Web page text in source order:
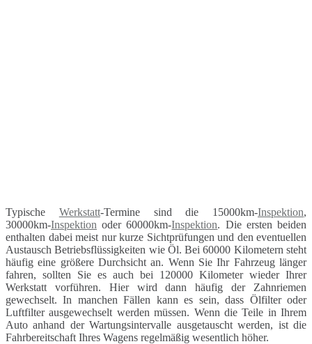
Typische Werkstatt-Termine sind die 15000km-Inspektion,
30000km-Inspektion oder 60000km-Inspektion. Die ersten beiden
enthalten dabei meist nur kurze Sichtprüfungen und den eventuellen
Austausch Betriebsflüssigkeiten wie Öl. Bei 60000 Kilometern steht
häufig eine größere Durchsicht an. Wenn Sie Ihr Fahrzeug länger
fahren, sollten Sie es auch bei 120000 Kilometer wieder Ihrer
Werkstatt vorführen. Hier wird dann häufig der Zahnriemen
gewechselt. In manchen Fällen kann es sein, dass Ölfilter oder
Luftfilter ausgewechselt werden müssen. Wenn die Teile in Ihrem
Auto anhand der Wartungsintervalle ausgetauscht werden, ist die
Fahrbereitschaft Ihres Wagens regelmäßig wesentlich höher.